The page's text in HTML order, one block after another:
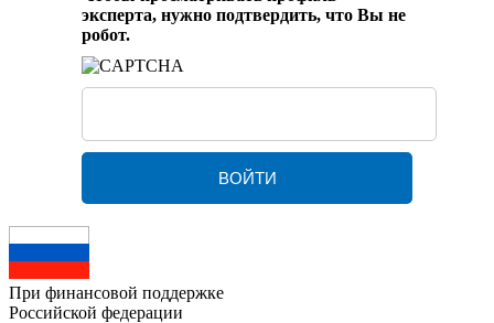
эксперта, нужно подтвердить, что Вы не
робот.
При финансовой поддержке
Российской федерации